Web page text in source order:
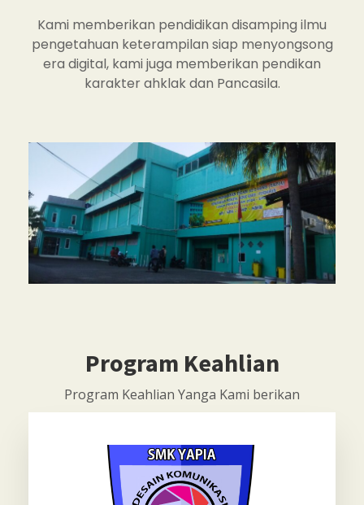
Kami memberikan pendidikan disamping ilmu
pengetahuan keterampilan siap menyongsong
era digital, kami juga memberikan pendikan
karakter ahklak dan Pancasila.
Program Keahlian
Program Keahlian Yanga Kami berikan